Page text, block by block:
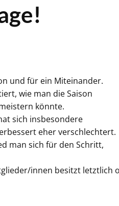
und für ein Miteinander.
wie man die Saison
könnte.
sich insbesondere
eher verschlechtert.
man sich für den Schritt,
innen besitzt letztlich